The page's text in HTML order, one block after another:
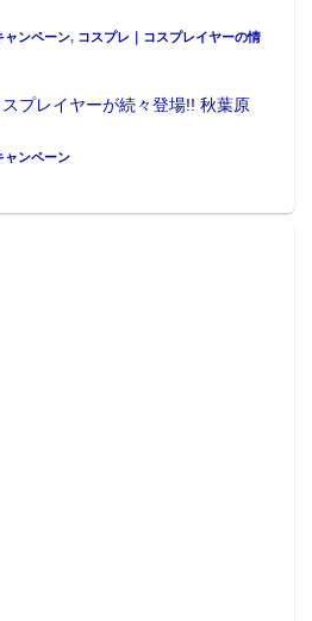
ャンペーン, コスプレ｜コスプレイヤーの情
スプレイヤーが続々登場!! 秋葉原
ャンペーン